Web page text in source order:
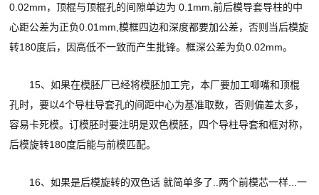
0.02mm，顶棍与顶棍孔的间隙单边为 0.1mm,前后模导套导柱的中
心距公差为正负0.01mm,模框四边和深度都要加公差，否则当后模旋
转180度后，因高低不一致而产生批锋。框深公差为负0.02mm。
15、如果在模胚厂已经将模胚加工完，本厂要加工唧嘴和顶棍
孔时，要以4个导柱导套孔的间距中心为基准取数，否则偏差太多，
容易卡死模。订模胚时要注明是双色模胚，四个导柱导套和框对称，
后模旋转180度后能与前模匹配。
16、如果是后模旋转的双色话 就简单多了..两个前模芯一样...一